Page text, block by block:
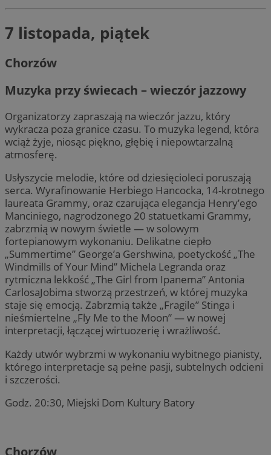
7 listopada, piątek
Chorzów
Muzyka przy świecach – wieczór jazzowy
Organizatorzy zapraszają na wieczór jazzu, który
wykracza poza granice czasu. To muzyka legend, która
wciąż żyje, niosąc piękno, głębię i niepowtarzalną
atmosferę.
Usłyszycie melodie, które od dziesięcioleci poruszają
serca. Wyrafinowanie Herbiego Hancocka, 14-krotnego
laureata Grammy, oraz czarująca elegancja Henry’ego
Manciniego, nagrodzonego 20 statuetkami Grammy,
zabrzmią w nowym świetle — w solowym
fortepianowym wykonaniu. Delikatne ciepło
„Summertime” George’a Gershwina, poetyckość „The
Windmills of Your Mind” Michela Legranda oraz
rytmiczna lekkość „The Girl from Ipanema” Antonia
CarlosaJobima stworzą przestrzeń, w której muzyka
staje się emocją. Zabrzmią także „Fragile” Stinga i
nieśmiertelne „Fly Me to the Moon” — w nowej
interpretacji, łączącej wirtuozerię i wrażliwość.
Każdy utwór wybrzmi w wykonaniu wybitnego pianisty,
którego interpretacje są pełne pasji, subtelnych odcieni
i szczerości.
Godz. 20:30, Miejski Dom Kultury Batory
Chorzów